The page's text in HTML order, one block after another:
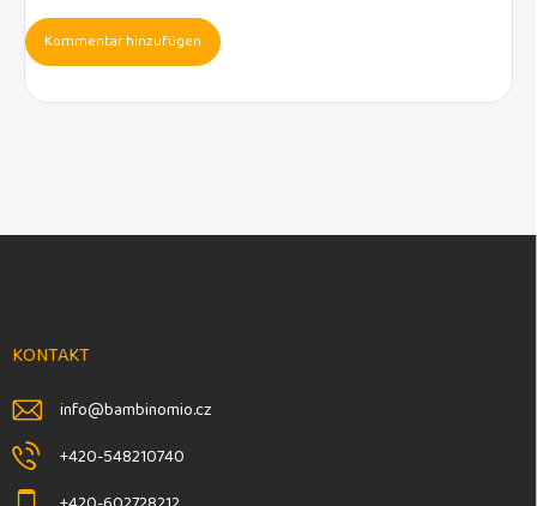
Kommentar hinzufügen
F
e
KONTAKT
info@bambinomio.cz
+420-548210740